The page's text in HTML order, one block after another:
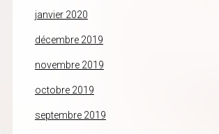
janvier 2020
décembre 2019
novembre 2019
octobre 2019
septembre 2019